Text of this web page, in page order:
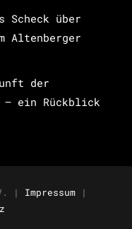
Scheck über
Altenberger
der
ein Rückblick
| Impressum |